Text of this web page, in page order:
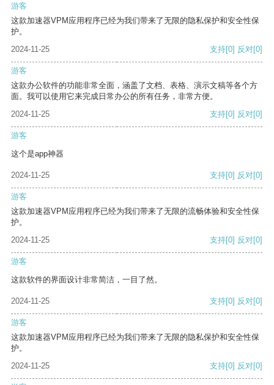
游客
这款加速器VPM应用程序已经为我们带来了无限的隐私保护和安全性保
护。
2024-11-25
支持[0] 反对[0]
游客
这款办公软件的功能非常全面，涵盖了文档、表格、演示文稿等各个方
面。我可以使用它来完成日常办公的所有任务，非常方便。
2024-11-25
支持[0] 反对[0]
游客
这个是app神器
2024-11-25 支持[0] 反对[0]
游客
这款加速器VPM应用程序已经为我们带来了无限的流畅体验和安全性保
护。
2024-11-25
支持[0] 反对[0]
游客
这款软件的界面设计非常简洁，一目了然。
2024-11-25 支持[0] 反对[0]
游客
这款加速器VPM应用程序已经为我们带来了无限的隐私保护和安全性保
护。
2024-11-25
支持[0] 反对[0]